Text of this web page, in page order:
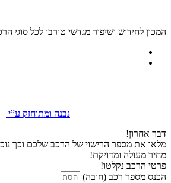
המכון לחידוש ושיפור מגדשי טורבו לכל סוגי
נבנה ומתוחזק ע”י
דבר אחרון!
מלאו את מספר הרישוי של הרכב שלכם וכך
מחיר מעולה ומדויקת!
פרטי הרכב נקלטו!
הכנס מספר רכב (חובה)